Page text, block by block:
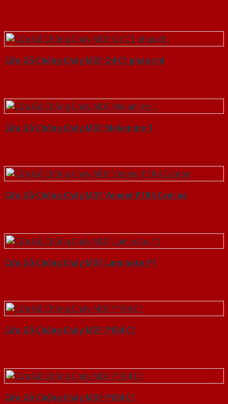
Cửa Gỗ Chống Cháy MDF O4 C1 phao chi
Cửa Gỗ Chống Cháy MDF Melamine 1
Cửa Gỗ Chống Cháy MDF Veneer P1R4 Cam xe
Cửa Gỗ Chống Cháy MDF Laminate P1
Cửa Gỗ Chống Cháy MDF P1R4 C1
Cửa Gỗ Chống Cháy MDF P1R4 C1